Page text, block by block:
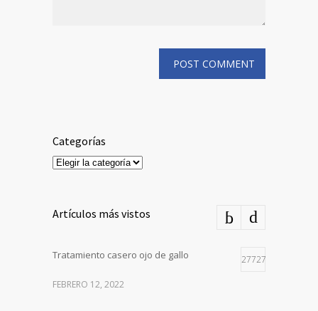
Categorías
Categorías
Artículos más vistos
Tratamiento casero ojo de gallo 27727
FEBRERO 12, 2022